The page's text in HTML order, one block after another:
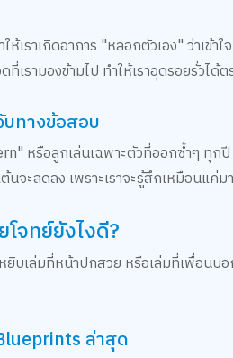
ห้เราเกิดอาการ "หลอกตัวเอง" ว่าเข้
เรามองข้ามไป ทำให้เราอุดรอยรั่วได้
บทางข้อสอบ
หรือลูกเล่นเฉพาะตัวที่ออกซ้ำๆ ทุก
จะลดลง เพราะเราจะรู้สึกเหมือนแค่
จทย์ยังไงดี?
ยิบเล่มที่หน้าปกสวย หรือเล่มที่เพื่อน
ล่าสุด